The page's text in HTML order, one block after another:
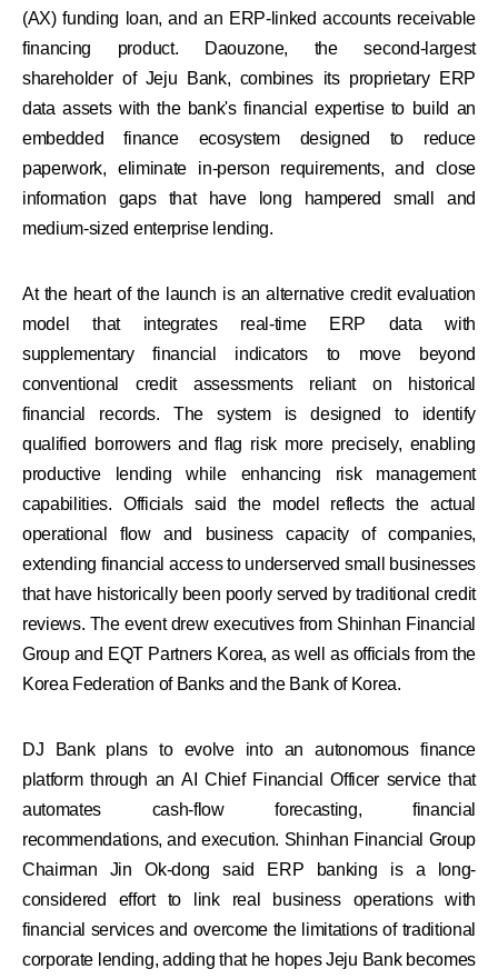
(AX) funding loan, and an ERP-linked accounts receivable
financing product. Daouzone, the second-largest
shareholder of Jeju Bank, combines its proprietary ERP
data assets with the bank's financial expertise to build an
embedded finance ecosystem designed to reduce
paperwork, eliminate in-person requirements, and close
information gaps that have long hampered small and
medium-sized enterprise lending.
At the heart of the launch is an alternative credit evaluation
model that integrates real-time ERP data with
supplementary financial indicators to move beyond
conventional credit assessments reliant on historical
financial records. The system is designed to identify
qualified borrowers and flag risk more precisely, enabling
productive lending while enhancing risk management
capabilities. Officials said the model reflects the actual
operational flow and business capacity of companies,
extending financial access to underserved small businesses
that have historically been poorly served by traditional credit
reviews. The event drew executives from Shinhan Financial
Group and EQT Partners Korea, as well as officials from the
Korea Federation of Banks and the Bank of Korea.
DJ Bank plans to evolve into an autonomous finance
platform through an AI Chief Financial Officer service that
automates cash-flow forecasting, financial
recommendations, and execution. Shinhan Financial Group
Chairman Jin Ok-dong said ERP banking is a long-
considered effort to link real business operations with
financial services and overcome the limitations of traditional
corporate lending, adding that he hopes Jeju Bank becomes